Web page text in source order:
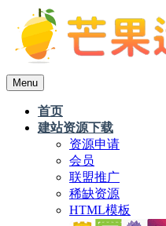
Menu
首页
建站资源下载
资源申请
会员
联盟推广
稀缺资源
HTML模板